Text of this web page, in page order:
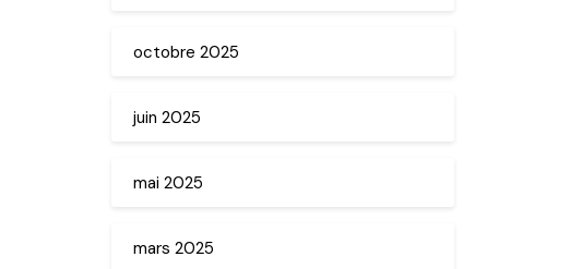
octobre 2025
juin 2025
mai 2025
mars 2025